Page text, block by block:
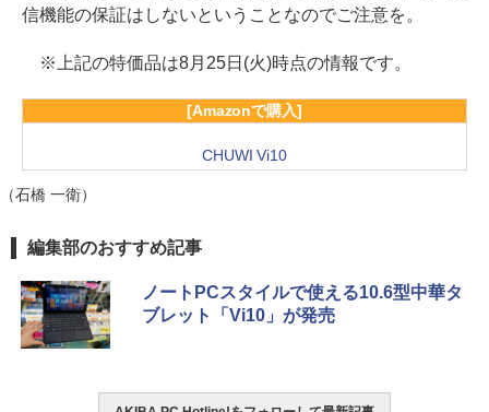
信機能の保証はしないということなのでご注意を。
※上記の特価品は8月25日(火)時点の情報です。
[Amazonで購入]
CHUWI Vi10
（石橋 一衛）
編集部のおすすめ記事
ノートPCスタイルで使える10.6型中華タ
ブレット「Vi10」が発売